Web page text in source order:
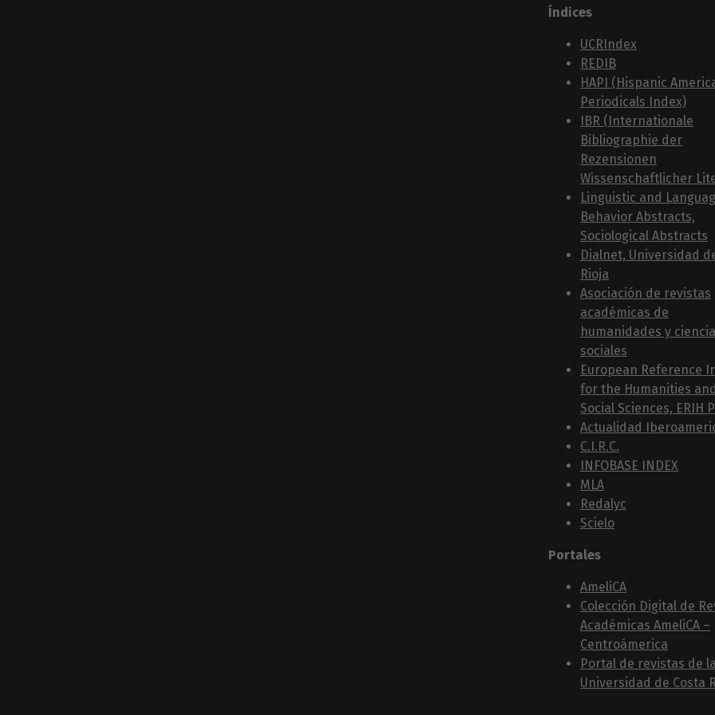
Índices
UCRIndex
REDIB
HAPI (Hispanic
Periodicals Index)
IBR (Internationale
Bibliographie der
Rezensionen
Wissenschaftlicher
Linguistic and
Behavior Abstracts,
Sociological Abstracts
Dialnet, Universidad
Rioja
Asociación de revistas
académicas de
humanidades y
sociales
European Reference
for the Humanities and
Social Sciences, ERIH
Actualidad
C.I.R.C.
INFOBASE INDEX
MLA
Redalyc
Scielo
Portales
AmeliCA
Colección Digital de
Académicas AmeliCA –
Centroámerica
Portal de revistas de la
Universidad de Costa